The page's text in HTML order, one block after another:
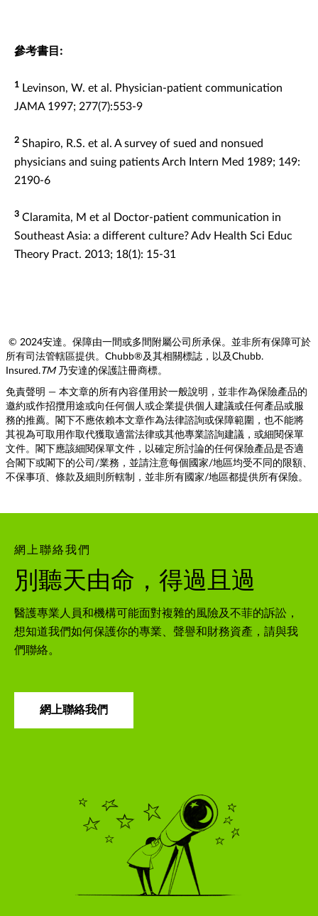
參考書目:
1 Levinson, W. et al. Physician-patient communication
JAMA 1997; 277(7):553-9
2 Shapiro, R.S. et al. A survey of sued and nonsued
physicians and suing patients Arch Intern Med 1989; 149:
2190-6
3 Claramita, M et al Doctor-patient communication in
Southeast Asia: a different culture? Adv Health Sci Educ
Theory Pract. 2013; 18(1): 15-31
© 2024安達。保障由一間或多間附屬公司所承保。並非所有保障可於
所有司法管轄區提供。Chubb®及其相關標誌，以及Chubb.
Insured. TM 乃安達的保護註冊商標。
免責聲明 — 本文章的所有內容僅用於一般說明，並非作為保險產品的
邀約或作招攬用途或向任何個人或企業提供個人建議或任何產品或服
務的推薦。閣下不應依賴本文章作為法律諮詢或保障範圍，也不能將
其視為可取用作取代獲取適當法律或其他專業諮詢建議，或細閱保單
文件。閣下應該細閱保單文件，以確定所討論的任何保險產品是否適
合閣下或閣下的公司/業務，並請注意每個國家/地區均受不同的限額、
不保事項、條款及細則所轄制，並非所有國家/地區都提供所有保險。
網上聯絡我們
別聽天由命，得過且過
醫護專業人員和機構可能面對複雜的風險及不菲的訴訟，
想知道我們如何保護你的專業、聲譽和財務資產，請與我
們聯絡。
網上聯絡我們